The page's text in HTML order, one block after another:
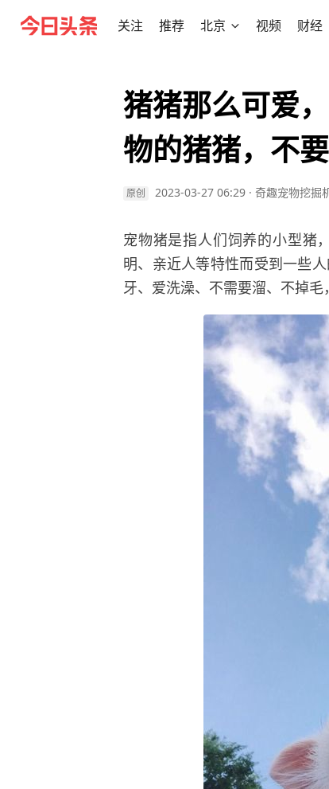
关注 推荐 北京 视频 财经
猪猪那么可爱
物的猪猪，不
原创 2023-03-27 06:29 · 奇趣宠物挖掘
宠物猪是指人们饲养的小型猪
明、亲近人等特性而受到一些
牙、爱洗澡、不需要溜、不掉毛